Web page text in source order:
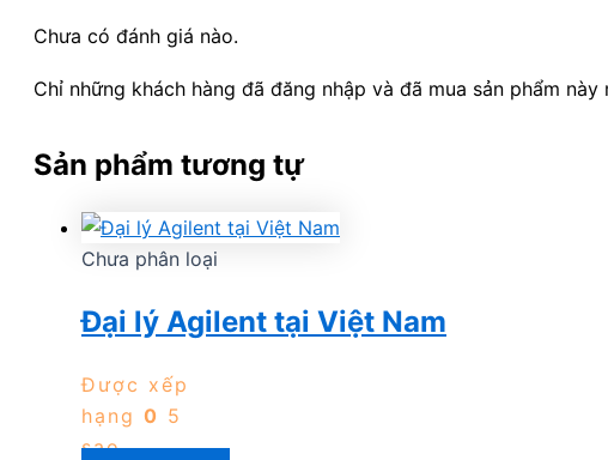
Chưa có đánh giá nào.
Chỉ những khách hàng đã đăng nhập và đã mua sản phẩm
Sản phẩm tương tự
Chưa phân loại
Đại lý Agilent tại Việt Nam
Được xếp
hạng 0 5
sao